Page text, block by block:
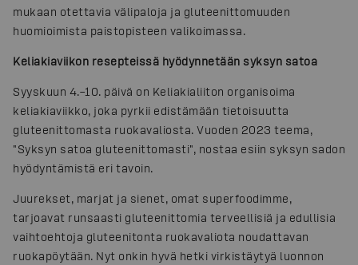
mukaan otettavia välipaloja ja gluteenittomuuden
huomioimista paistopisteen valikoimassa.
Keliakiaviikon resepteissä hyödynnetään syksyn satoa
Syyskuun 4.–10. päivä on Keliakialiiton organisoima
keliakiaviikko, joka pyrkii edistämään tietoisuutta
gluteenittomasta ruokavaliosta. Vuoden 2023 teema,
"Syksyn satoa gluteenittomasti", nostaa esiin syksyn sadon
hyödyntämistä eri tavoin.
Juurekset, marjat ja sienet, omat superfoodimme,
tarjoavat runsaasti gluteenittomia terveellisiä ja edullisia
vaihtoehtoja gluteenitonta ruokavaliota noudattavan
ruokapöytään. Nyt onkin hyvä hetki virkistäytyä luonnon